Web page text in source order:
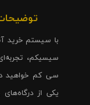
با سیستم خرید
سیسیکم،
سی کم خواهید
یکی از